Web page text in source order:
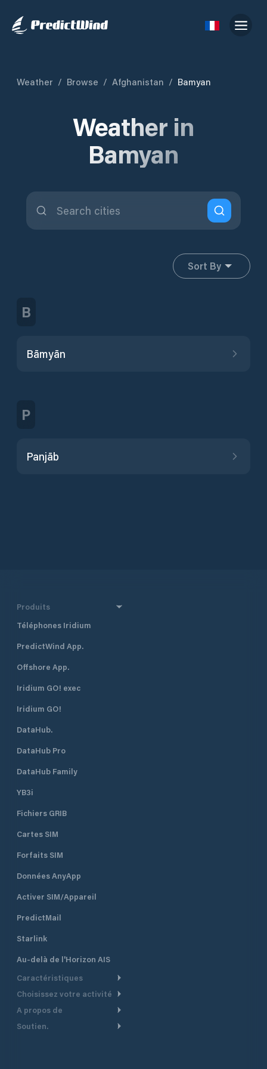
Weather / Browse / Afghanistan / Bamyan
Weather in
Bamyan
Sort By
B
Bāmyān
P
Panjāb
Produits
Téléphones Iridium
PredictWind App.
Offshore App.
Iridium GO! exec
Iridium GO!
DataHub.
DataHub Pro
DataHub Family
YB3i
Fichiers GRIB
Cartes SIM
Forfaits SIM
Données AnyApp
Activer SIM/Appareil
PredictMail
Starlink
Au-delà de l'Horizon AIS
Caractéristiques
Routage Météo
Routage bateau à moteur
Choisissez votre activité
Croisière
A propos de
Aperçu
Soutien.